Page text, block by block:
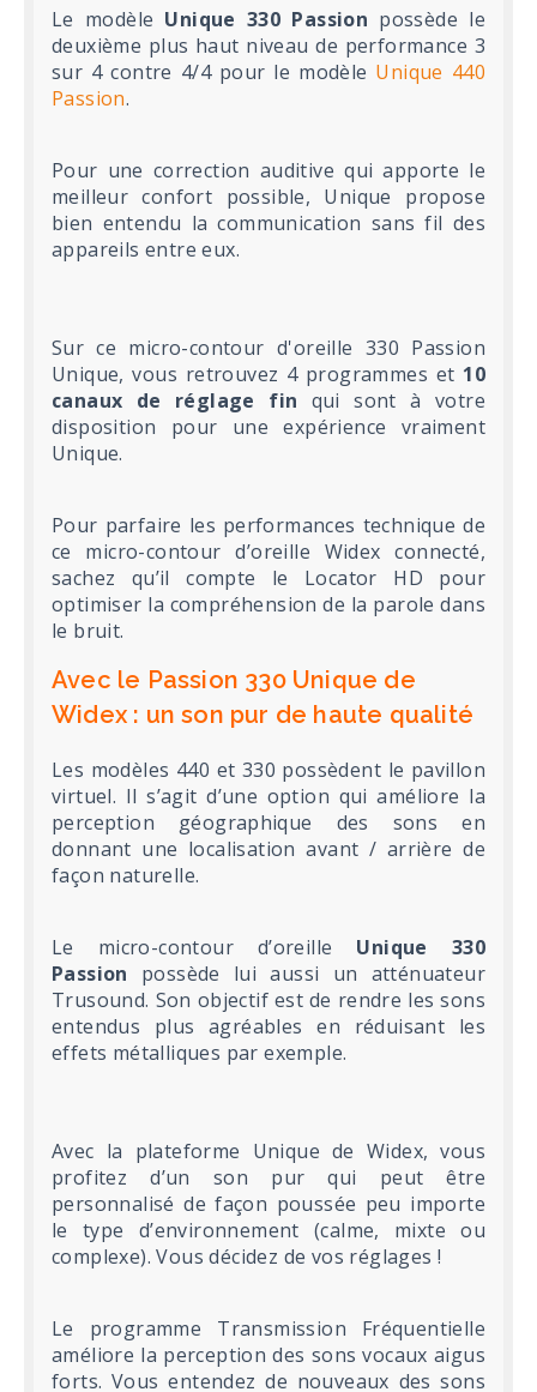
Le modèle Unique 330 Passion possède le
deuxième plus haut niveau de performance 3
sur 4 contre 4/4 pour le modèle Unique 440
Passion.
Pour une correction auditive qui apporte le
meilleur confort possible, Unique propose
bien entendu la communication sans fil des
appareils entre eux.
Sur ce micro-contour d'oreille 330 Passion
Unique, vous retrouvez 4 programmes et 10
canaux de réglage fin qui sont à votre
disposition pour une expérience vraiment
Unique.
Pour parfaire les performances technique de
ce micro-contour d’oreille Widex connecté,
sachez qu’il compte le Locator HD pour
optimiser la compréhension de la parole dans
le bruit.
Avec le Passion 330 Unique de
Widex : un son pur de haute qualité
Les modèles 440 et 330 possèdent le pavillon
virtuel. Il s’agit d’une option qui améliore la
perception géographique des sons en
donnant une localisation avant / arrière de
façon naturelle.
Le micro-contour d’oreille Unique 330
Passion possède lui aussi un atténuateur
Trusound. Son objectif est de rendre les sons
entendus plus agréables en réduisant les
effets métalliques par exemple.
Avec la plateforme Unique de Widex, vous
profitez d’un son pur qui peut être
personnalisé de façon poussée peu importe
le type d’environnement (calme, mixte ou
complexe). Vous décidez de vos réglages !
Le programme Transmission Fréquentielle
améliore la perception des sons vocaux aigus
forts. Vous entendez de nouveaux des sons